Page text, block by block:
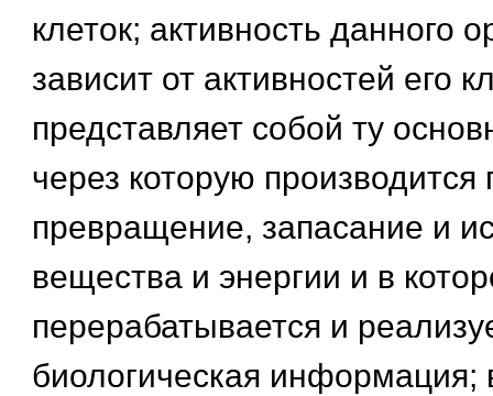
клеток; активность данного
зависит от активностей его
представляет собой ту
через которую
превращение, запасание и
вещества и энергии и в
перерабатывается и
биологическая информация;